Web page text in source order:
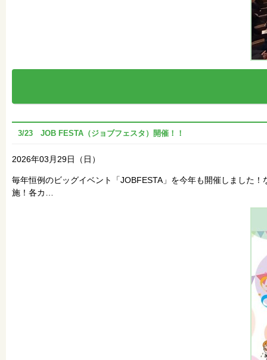
3/23 JOB FESTA（ジョブフェスタ）開催！！
2026年03月29日（日）
毎年恒例のビッグイベント「JOBFESTA」を今年も開催しました
施！各カ…